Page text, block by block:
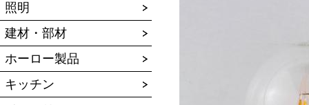
照明
建材・部材
ホーロー製品
キッチン